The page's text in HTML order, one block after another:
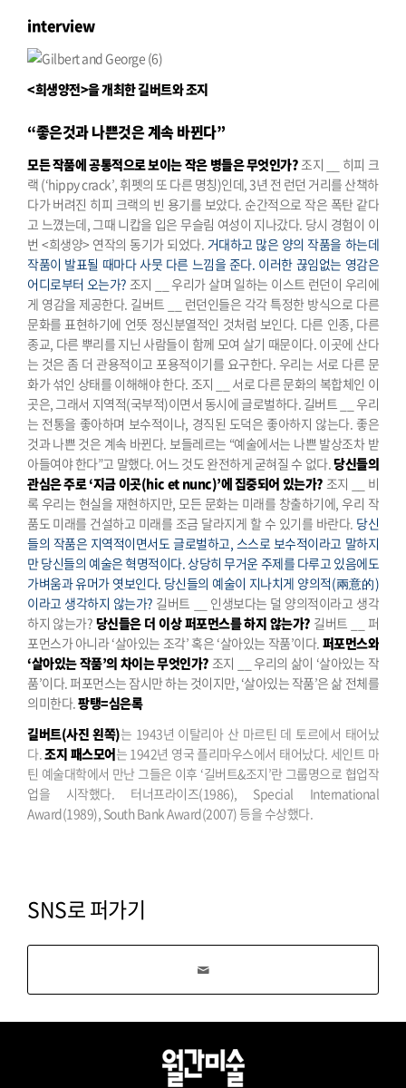
interview
<희생양전>을 개최한 길버트와 조지
“좋은것과 나쁜것은 계속 바뀐다”
모든 작품에 공통적으로 보이는 작은 병들은 무엇인가? 조지 __ 히피 크
랙 (‘hippy crack’, 휘펫의 또 다른 명칭)인데, 3년 전 런던 거리를 산책하
다가 버려진 히피 크랙의 빈 용기를 보았다. 순간적으로 작은 폭탄 같다
고 느꼈는데, 그때 니캅을 입은 무슬림 여성이 지나갔다. 당시 경험이 이
번 <희생양> 연작의 동기가 되었다. 거대하고 많은 양의 작품을 하는데
작품이 발표될 때마다 사뭇 다른 느낌을 준다. 이러한 끊임없는 영감은
어디로부터 오는가? 조지 __ 우리가 살며 일하는 이스트 런던이 우리에
게 영감을 제공한다. 길버트 __ 런던인들은 각각 특정한 방식으로 다른
문화를 표현하기에 언뜻 정신분열적인 것처럼 보인다. 다른 인종, 다른
종교, 다른 뿌리를 지닌 사람들이 함께 모여 살기 때문이다. 이곳에 산다
는 것은 좀 더 관용적이고 포용적이기를 요구한다. 우리는 서로 다른 문
화가 섞인 상태를 이해해야 한다. 조지 __ 서로 다른 문화의 복합체인 이
곳은, 그래서 지역적(국부적)이면서 동시에 글로벌하다. 길버트 __ 우리
는 전통을 좋아하며 보수적이나, 경직된 도덕은 좋아하지 않는다. 좋은
것과 나쁜 것은 계속 바뀐다. 보들레르는 “예술에서는 나쁜 발상조차 받
아들여야 한다”고 말했다. 어느 것도 완전하게 굳혀질 수 없다. 당신들의
관심은 주로 ‘지금 이곳(hic et nunc)’에 집중되어 있는가? 조지 __ 비
록 우리는 현실을 재현하지만, 모든 문화는 미래를 창출하기에, 우리 작
품도 미래를 건설하고 미래를 조금 달라지게 할 수 있기를 바란다. 당신
들의 작품은 지역적이면서도 글로벌하고, 스스로 보수적이라고 말하지
만 당신들의 예술은 혁명적이다. 상당히 무거운 주제를 다루고 있음에도
가벼움과 유머가 엿보인다. 당신들의 예술이 지나치게 양의적(兩意的)
이라고 생각하지 않는가? 길버트 __ 인생보다는 덜 양의적이라고 생각
하지 않는가? 당신들은 더 이상 퍼포먼스를 하지 않는가? 길버트 __ 퍼
포먼스가 아니라 ‘살아있는 조각’ 혹은 ‘살아있는 작품’이다. 퍼포먼스와
‘살아있는 작품’의 차이는 무엇인가? 조지 __ 우리의 삶이 ‘살아있는 작
품’이다. 퍼포먼스는 잠시만 하는 것이지만, ‘살아있는 작품’은 삶 전체를
의미한다. 팡탱=심은록
길버트(사진 왼쪽)는 1943년 이탈리아 산 마르틴 데 토르에서 태어났
다.조지 패스모어는 1942년 영국 플리마우스에서 태어났다. 세인트 마
틴 예술대학에서 만난 그들은 이후 ‘길버트&조지’란 그룹명으로 협업작
업을 시작했다. 터너프라이즈(1986), Special International
Award(1989), South Bank Award(2007) 등을 수상했다.
SNS로 퍼가기